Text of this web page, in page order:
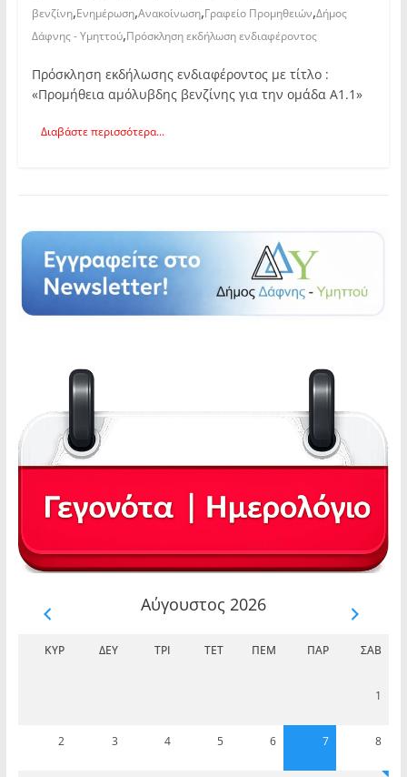
βενζίνη,Ενημέρωση,Ανακοίνωση,Γραφείο Προμηθειών,Δήμος
Δάφνης - Υμηττού,Πρόσκληση εκδήλωση ενδιαφέροντος
Πρόσκληση εκδήλωσης ενδιαφέροντος με τίτλο :
«Προμήθεια αμόλυβδης βενζίνης για την ομάδα Α1.1»
Διαβάστε περισσότερα...
Αύγουστος 2026
ΚΥΡ ΔΕΥ ΤΡΊ ΤΕΤ ΠΈΜ ΠΑΡ ΣΆΒ
1
2 3 4 5 6 7 8